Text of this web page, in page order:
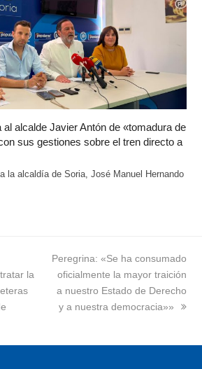
alcalde Javier Antón de «tomadura de
sus gestiones sobre el tren directo a
la alcaldía de Soria, José Manuel Hernando
la
next
post:
Peregrina: «Se ha consumado
oficialmente la mayor traición
a nuestro Estado de Derecho
y a nuestra democracia»»